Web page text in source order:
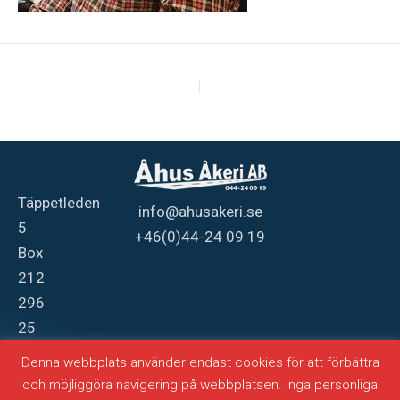
Täppetleden
5
Box
212
296
25
Åhus
info@ahusakeri.se
+46(0)44-24 09 19
Producerad av webbasen
Denna webbplats använder endast cookies för att förbättra
och möjliggöra navigering på webbplatsen. Inga personliga